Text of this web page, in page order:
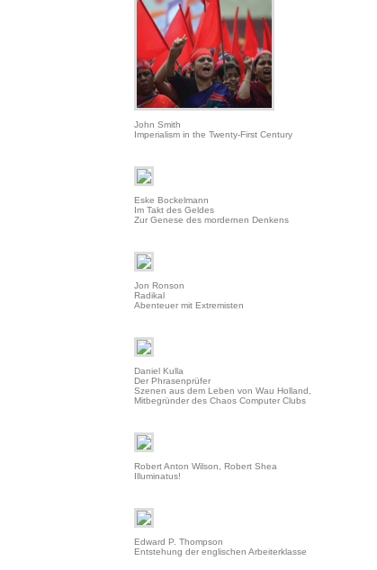
John Smith
Imperialism in the Twenty-First Century
Eske Bockelmann
Im Takt des Geldes
Zur Genese des mordernen Denkens
Jon Ronson
Radikal
Abenteuer mit Extremisten
Daniel Kulla
Der Phrasenprüfer
Szenen aus dem Leben von Wau Holland,
Mitbegründer des Chaos Computer Clubs
Robert Anton Wilson, Robert Shea
Illuminatus!
Edward P. Thompson
Entstehung der englischen Arbeiterklasse